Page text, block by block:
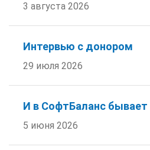
3 августа 2026
Интервью с донором
29 июля 2026
И в СофтБаланс бывает
5 июня 2026